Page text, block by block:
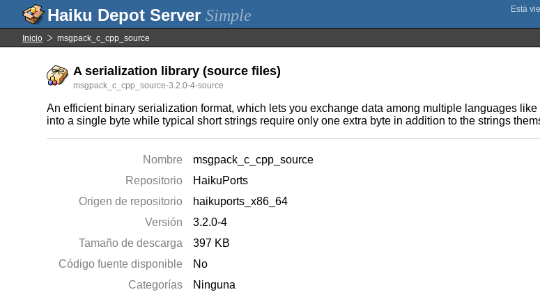
Simple
Inicio msgpack_c_cpp_source
A serialization library (source files)
msgpack_c_cpp_source-3.2.0-4-source
An efficient binary serialization format, which lets you exchange data among multiple languages
into a single byte while typical short strings require only one extra byte in addition to the strings
Nombre
msgpack_c_cpp_source
Repositorio
HaikuPorts
Origen de repositorio
haikuports_x86_64
Versión
3.2.0-4
Tamaño de descarga
397 KB
Código fuente disponible
No
Categorías
Ninguna